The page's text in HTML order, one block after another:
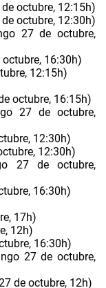
octubre, 12:15h)
octubre, 12:30h)
27 de octubre,
16:30h)
12:15h)
octubre, 16:15h)
27 de octubre,
12:30h)
12:30h)
27 de octubre,
16:30h)
17h)
12h)
16:30h)
27 de octubre,
de octubre, 12h)